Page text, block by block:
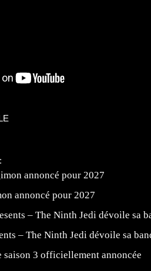
annoncé pour 2027
– The Ninth Jedi dévoile sa